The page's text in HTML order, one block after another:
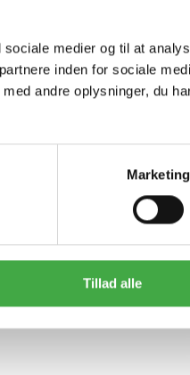
medier og til at
inden for sociale
andre oplysninger, du
Marketing
Tillad alle
af Inpro A/S, som er
af smukke natur